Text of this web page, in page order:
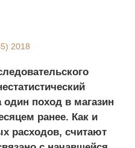
2018
один поход в магазин
ранее. Как и
расходов, считают